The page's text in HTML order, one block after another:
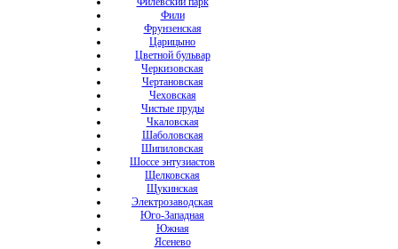
Фили
Фрунзенская
Царицыно
Цветной бульвар
Черкизовская
Чертановская
Чеховская
Чистые пруды
Чкаловская
Шаболовская
Шипиловская
Шоссе энтузиастов
Щелковская
Щукинская
Электрозаводская
Юго-Западная
Южная
Ясенево